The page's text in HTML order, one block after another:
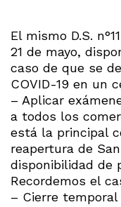
El mismo D.S.
21 de mayo,
caso de que se
COVID-19 en un
– Aplicar
a todos los
está la principal
reapertura de
disponibilidad de
Recordemos el
– Cierre